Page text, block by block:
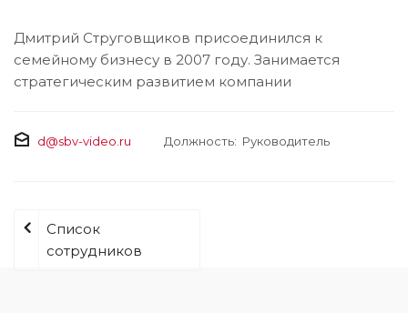
Дмитрий Струговщиков присоединился к
семейному бизнесу в 2007 году. Занимается
стратегическим развитием компании
d@sbv-video.ru Должность: Руководитель
Список
сотрудников